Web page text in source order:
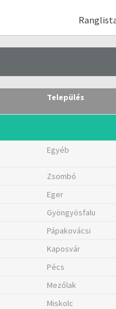
Település
Egyéb
Zsombó
Eger
Gyöngyösfalu
Pápakovácsi
Kaposvár
Pécs
Mezőlak
Miskolc